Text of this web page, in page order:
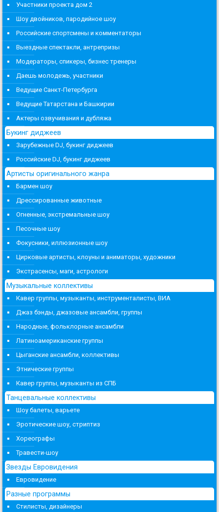
Участники проекта дом 2
Шоу двойников, пародийное шоу
Российские спортсмены и комментаторы
Выездные спектакли, антрепризы
Модераторы, спикеры, бизнес тренеры
Даешь молодежь, участники
Ведущие Санкт-Петербурга
Ведущие Татарстана и Башкирии
Актеры озвучивания и дубляжа
Букинг диджеев
Зарубежные DJ, букинг диджеев
Российские DJ, букинг диджеев
Артисты оригинального жанра
Бармен шоу
Дрессированные животные
Огненные, экстремальные шоу
Песочные шоу
Фокусники, иллюзионные шоу
Цирковые артисты, клоуны и аниматоры, художники
Экстрасенсы, маги, астрологи
Музыкальные коллективы
Кавер группы, музыканты, инструменталисты, ВИА
Джаз бэнды, джазовые ансамбли, группы
Народные, фольклорные ансамбли
Латиноамериканские группы
Цыганские ансамбли, коллективы
Этнические группы
Кавер группы, музыканты из СПБ
Танцевальные коллективы
Шоу балеты, варьете
Эротические шоу, стриптиз
Хореографы
Травести-шоу
Звезды Евровидения
Евровидение
Разные программы
Стилисты, дизайнеры